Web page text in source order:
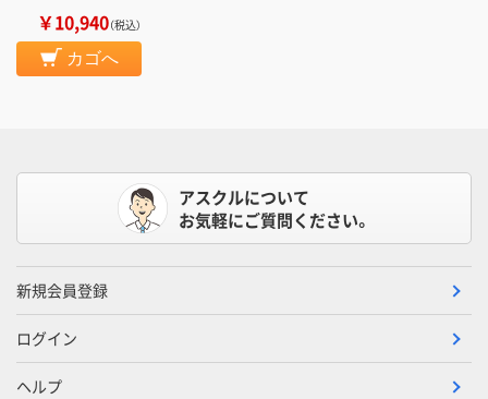
￥10,940（税込）
カゴへ
アスクルについて
お気軽にご質問ください。
新規会員登録
ログイン
ヘルプ